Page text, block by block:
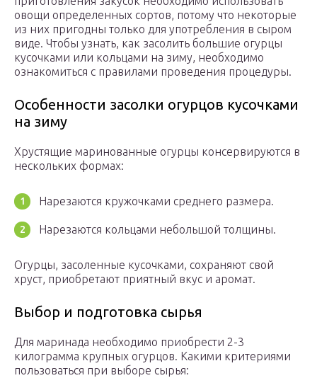
овощи определенных сортов, потому что некоторые
из них пригодны только для употребления в сыром
виде. Чтобы узнать, как засолить большие огурцы
кусочками или кольцами на зиму, необходимо
ознакомиться с правилами проведения процедуры.
Особенности засолки огурцов кусочками
на зиму
Хрустящие маринованные огурцы консервируются в
нескольких формах:
Нарезаются кружочками среднего размера.
Нарезаются кольцами небольшой толщины.
Огурцы, засоленные кусочками, сохраняют свой
хруст, приобретают приятный вкус и аромат.
Выбор и подготовка сырья
Для маринада необходимо приобрести 2-3
килограмма крупных огурцов. Какими критериями
пользоваться при выборе сырья: